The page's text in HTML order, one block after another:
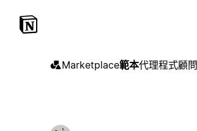
Marketplace範本代理程式顧問